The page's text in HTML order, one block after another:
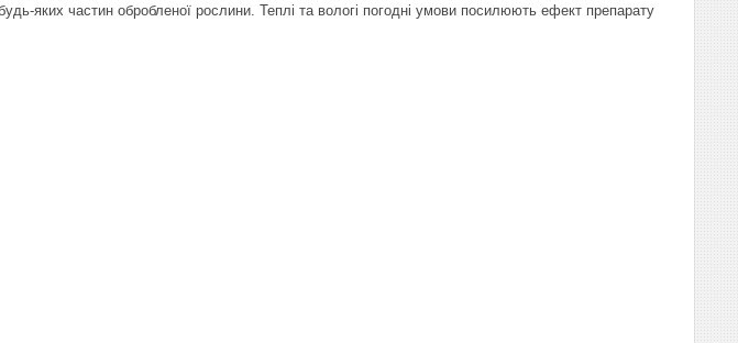
яких частин обробленої рослини. Теплі та вологі погодні умови посилюють ефект препарату